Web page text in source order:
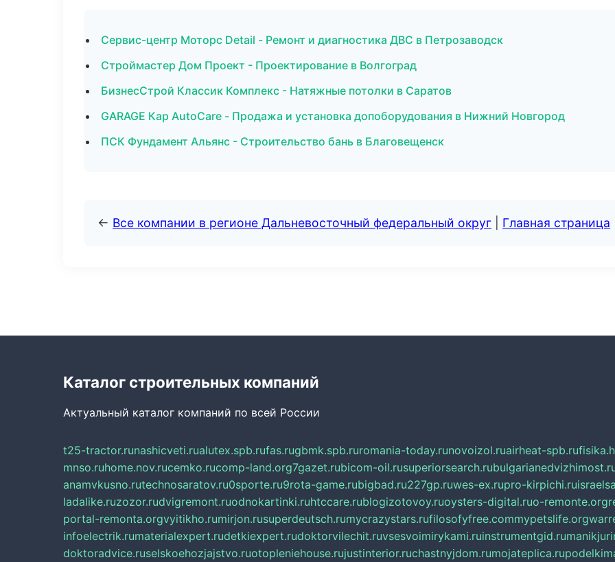
Сервис-центр Моторс Detail - Ремонт и диагностика ДВС в Петрозаводск
Строймастер Дом Проект - Проектирование в Волгоград
БизнесСтрой Классик Комплекс - Натяжные потолки в Саратов
GARAGE Кар AutoCare - Продажа и установка допоборудования в Нижний Новгород
ПСК Фундамент Альянс - Строительство бань в Благовещенск
← Все компании в регионе Дальневосточный федеральный округ Главная страница
Каталог строительных компаний
Актуальный каталог компаний по всей России
t25-tractor.runashicveti.rualutex.spb.rufas.rugbmk.spb.ruromania-today.runovoizol.ruairheat-spb.ru
mnso.ruhome.nov.rucemko.rucomp-land.org7gazet.rubicom-oil.rusuperiorsearch.ru
anamvkusno.rutechnosaratov.ru0sporte.ru9rota-game.rubigbad.ru227gp.ruwes-ex.rupro-kirpichi.ru
ladalike.ruzozor.rudvigremont.ruodnokartinki.ruhtccare.rublogizotovoy.ruoysters-digital.ruo-remonte.org
portal-remonta.orgvyitikho.rumirjon.rusuperdeutsch.rumycrazystars.rufilosofyfree.commypetslife.org
infoelectrik.rumaterialexpert.rudetkiexpert.rudoktorvilechit.ruvsesvoimirykami.ruinstrumentgid.ru
doktoradvice.ruselskoehozjajstvo.ruotopleniehouse.rujustinterior.ruchastnyjdom.rumojateplica.ru